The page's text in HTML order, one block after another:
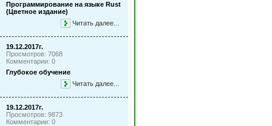
Программирование на языке Rust
(Цветное издание)
Читать далее...
19.12.2017г.
Просмотров: 7068
Комментарии: 0
Глубокое обучение
Читать далее...
19.12.2017г.
Просмотров: 9873
Комментарии: 0